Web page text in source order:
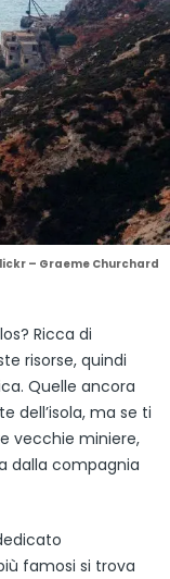
– Graeme Churchard
Ricca di
risorse, quindi
Quelle ancora
dell’isola, ma se ti
vecchie miniere,
dalla compagnia
famosi si trova